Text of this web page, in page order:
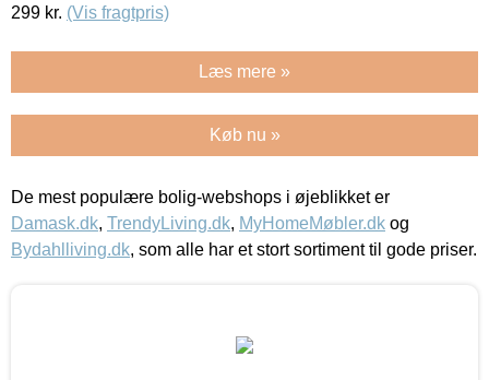
299 kr. (Vis fragtpris)
Læs mere »
Køb nu »
De mest populære bolig-webshops i øjeblikket er
Damask.dk, TrendyLiving.dk, MyHomeMøbler.dk og
Bydahlliving.dk, som alle har et stort sortiment til gode priser.